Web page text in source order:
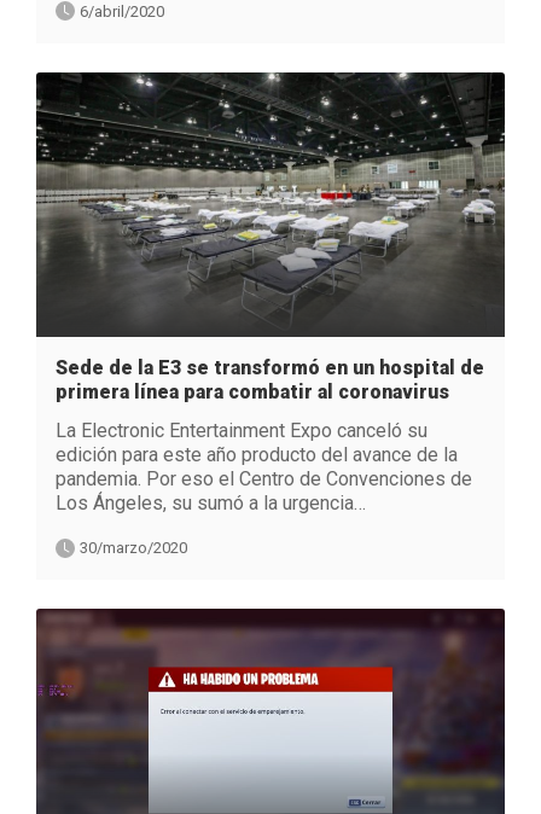
6/abril/2020
Sede de la E3 se transformó en un hospital de
primera línea para combatir al coronavirus
La Electronic Entertainment Expo canceló su
edición para este año producto del avance de la
pandemia. Por eso el Centro de Convenciones de
Los Ángeles, su sumó a la urgencia…
30/marzo/2020